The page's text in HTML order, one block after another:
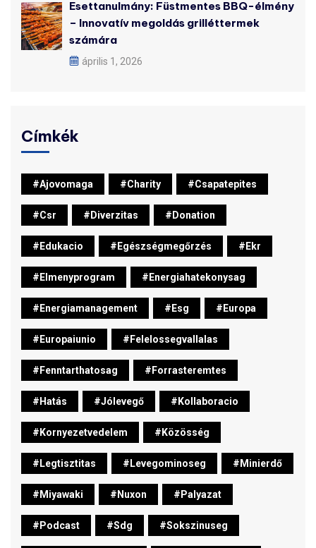
Esettanulmány: Füstmentes BBQ-élmény
– Innovatív megoldás grilléttermek
számára
április 1, 2026
Címkék
#ajovomaga #charity #csapatepites
#csr #diverzitas #donation
#edukacio #egészségmegőrzés #ekr
#elmenyprogram #energiahatekonysag
#energiamanagement #esg #europa
#europaiunio #felelossegvallalas
#fenntarthatosag #forrasteremtes
#hatás #jólevegő #kollaboracio
#kornyezetvedelem #közösség
#legtisztitas #levegominoseg #minierdő
#miyawaki #nuxon #palyazat
#podcast #sdg #sokszinuseg